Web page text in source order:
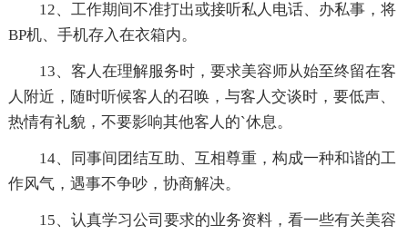
12、工作期间不准打出或接听私人电话、办私事，将
BP机、手机存入在衣箱内。
13、客人在理解服务时，要求美容师从始至终留在客
人附近，随时听候客人的召唤，与客人交谈时，要低声、
热情有礼貌，不要影响其他客人的`休息。
14、同事间团结互助、互相尊重，构成一种和谐的工
作风气，遇事不争吵，协商解决。
15、认真学习公司要求的业务资料，看一些有关美容